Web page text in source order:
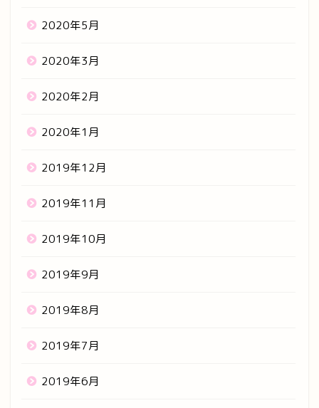
2020年5月
2020年3月
2020年2月
2020年1月
2019年12月
2019年11月
2019年10月
2019年9月
2019年8月
2019年7月
2019年6月